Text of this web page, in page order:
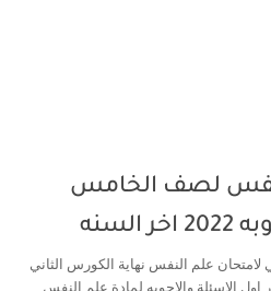
لصف الخامس
علم النفس نهاية الكورس الثاني
السنة عام 2022 دور اول الاسئلة والاجوبه لمادة علم النفس